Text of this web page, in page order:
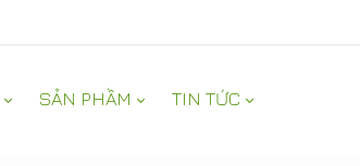
SẢN PHẦM TIN TỨC